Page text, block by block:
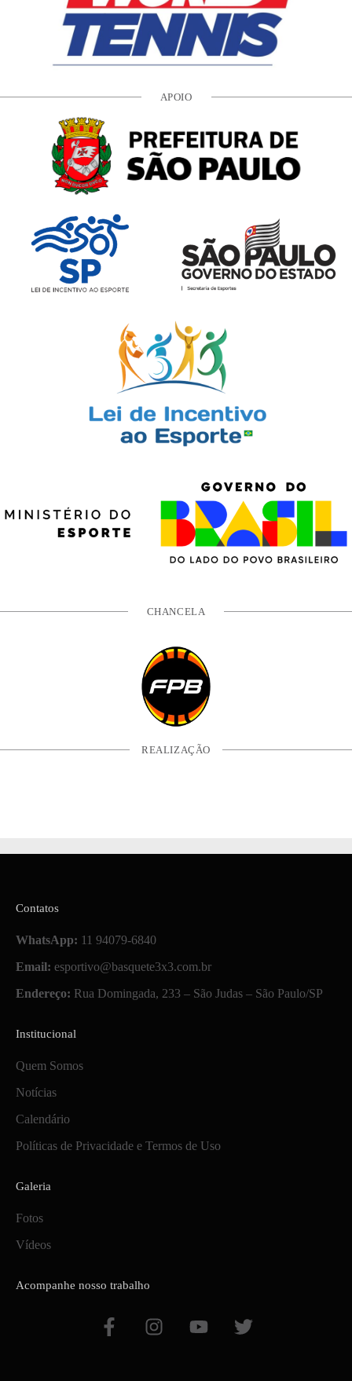
APOIO
CHANCELA
REALIZAÇÃO
Contatos
WhatsApp: 11 94079-6840
Email: esportivo@basquete3x3.com.br
Endereço: Rua Domingada, 233 – São Judas – São Paulo/SP
Institucional
Quem Somos
Notícias
Calendário
Políticas de Privacidade e Termos de Uso
Galeria
Fotos
Vídeos
Acompanhe nosso trabalho
F
a
I
n
Y
o
T
w